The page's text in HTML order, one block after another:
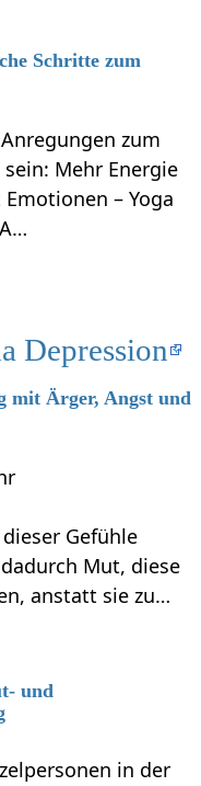
Schritte zum
zum
Mehr Energie
– Yoga
Depression
mit Ärger, Angst und
Gefühle
Mut, diese
anstatt sie zu…
und
in der